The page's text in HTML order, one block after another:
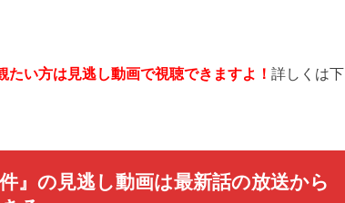
たい方は見逃し動画で視聴できますよ！ 詳しくは下
』 の見逃し動画は最新話の放送から